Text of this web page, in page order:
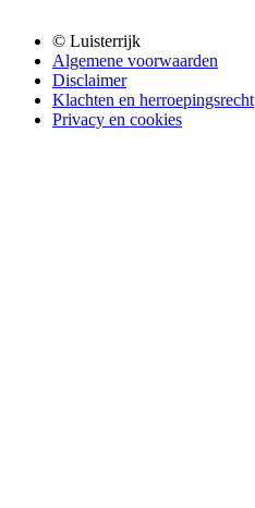
© Luisterrijk
Algemene voorwaarden
Disclaimer
Klachten en herroepingsrecht
Privacy en cookies